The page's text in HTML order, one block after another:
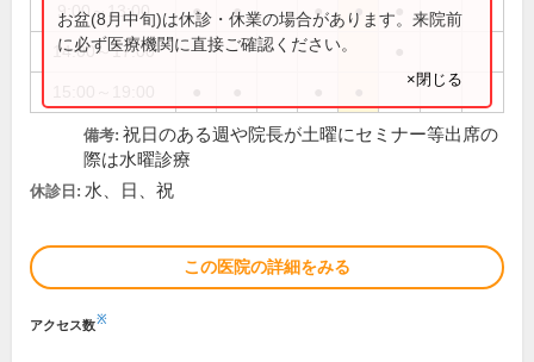
9:00～13:00 ● ● ● ●
14:00～17:00
お盆(8月中旬)は休診・休業の場合があります。来院前
に必ず医療機関に直接ご確認ください。
×閉じる
備考: 祝日のある週や院長が土曜にセミナー等出席の
際は水曜診療
休診日: 水、日、祝
この医院の詳細をみる
アクセス数※